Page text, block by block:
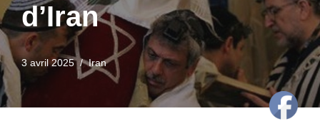
d’Iran
3 avril 2025 Iran